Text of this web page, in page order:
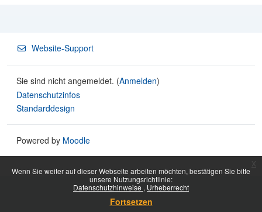
Wenn Sie weiter auf dieser Webseite arbeiten möchten, bestätigen Sie bitte
unsere Nutzungsrichtlinie:
Datenschutzhinweise
Urheberrecht
Fortsetzen
Website-Support
Sie sind nicht angemeldet. (Anmelden)
Datenschutzinfos
Standarddesign
Powered by Moodle